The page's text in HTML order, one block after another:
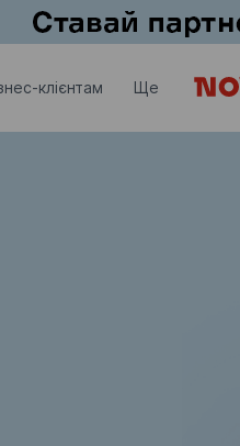
клієнтам Ще